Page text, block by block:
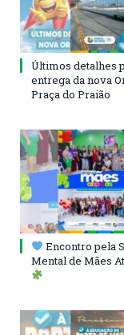
Últimos detalhes
entrega da nova
Praça do Praião
Encontro pela
Mental de Mães